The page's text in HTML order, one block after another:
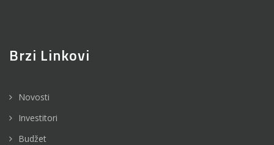
Brzi Linkovi
Novosti
Investitori
Budžet